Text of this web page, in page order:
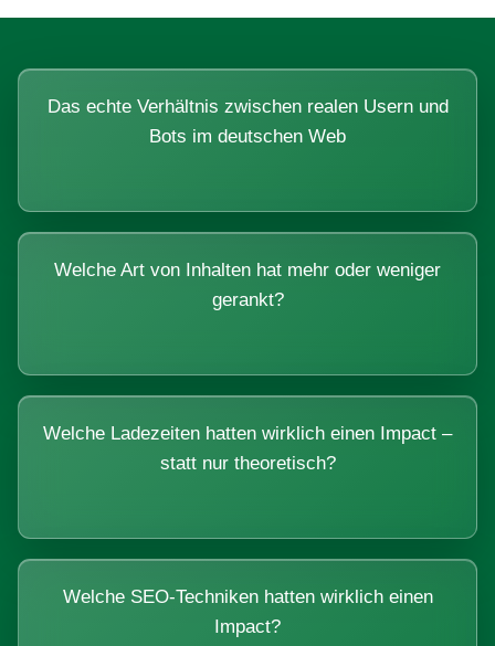
Das echte Verhältnis zwischen realen Usern und
Bots im deutschen Web
Welche Art von Inhalten hat mehr oder weniger
gerankt?
Welche Ladezeiten hatten wirklich einen Impact –
statt nur theoretisch?
Welche SEO-Techniken hatten wirklich einen
Impact?